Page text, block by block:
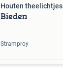
Houten theelichtjes
Bieden
Stramproy